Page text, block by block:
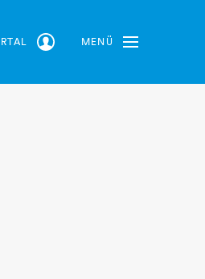
MENÜ
Toggle Navbar